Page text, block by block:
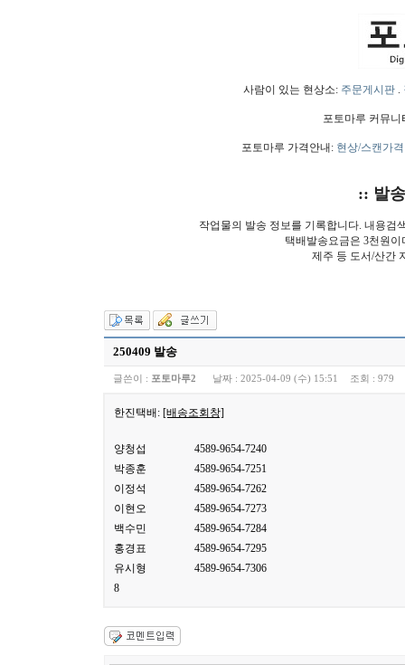
사람이 있는 현상소: 주문게시판.
포토마루 커뮤
포토마루 가격안내: 현상/스캔가격
:: 발
작업물의 발송 정보를 기록합니다. 내용검
택배발송요금은 3천원
제주 등 도서/산간
250409 발송
글쓴이 : 포토마루2 날짜 : 2025-04-09 (수) 15:51 조회 : 979
한진택배: [배송조회창]
양청섭
4589-9654-7240
박종훈
4589-9654-7251
이정석
4589-9654-7262
이현오
4589-9654-7273
백수민
4589-9654-7284
홍경표
4589-9654-7295
유시형
4589-9654-7306
8